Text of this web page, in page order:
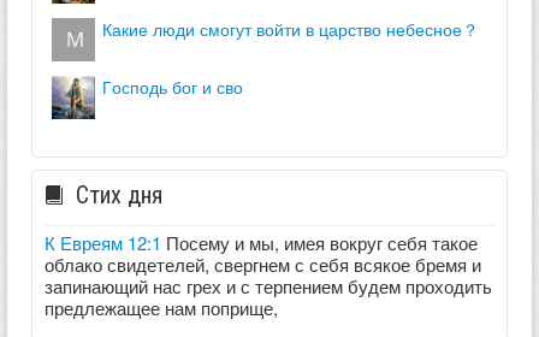
какие люди смогут войти в царство небесное？
господь бог и сво
Стих дня
К Евреям 12:1 Посему и мы, имея вокруг себя такое
облако свидетелей, свергнем с себя всякое бремя и
запинающий нас грех и с терпением будем проходить
предлежащее нам поприще,